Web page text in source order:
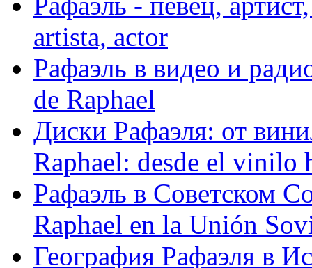
artista, actor
Рафаэль в видео и
de Raphael
Диски Рафаэля: от
Raphael: desde el vinilo
Рафаэль в Советском
Raphael en la Unión
География Рафаэля в